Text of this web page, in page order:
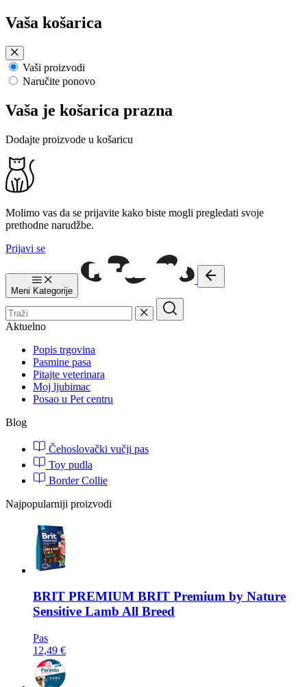
Preskoči
na
sadržaj
Vaša košarica
Vaši proizvodi
Naručite ponovo
Vaša je košarica prazna
Dodajte proizvode u košaricu
Molimo vas da se prijavite kako biste mogli pregledati svoje
prethodne narudžbe.
Prijavi se
Meni Kategorije
Aktuelno
Popis trgovina
Pasmine pasa
Pitajte veterinara
Moj ljubimac
Posao u Pet centru
Blog
Čehoslovački vučji pas
Toy pudla
Border Collie
Najpopularniji proizvodi
BRIT PREMIUM BRIT Premium by Nature
Sensitive Lamb All Breed
Pas
12,49 €